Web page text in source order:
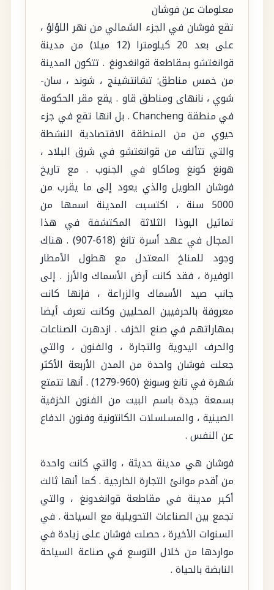
معلومات عن فوشان
تقع فوشان في الجزء الشمالي من نهر اللؤلؤ ،
على بعد 20 كيلومترا (12 ميلا) من مدينة
قوانغتشو بمقاطعة قوانغدونغ . تتكون المدينة
من خمس مناطق: تشانتشينج ، شوند ، سان-
شوي ، نانهاى ومناطق قاو . يقع مقر الحكومة
في منطقة Chancheng . بل انها تقع في جزء
حيوي من من المنطقة الاقتصادية النشطة
والتي تتألف من قوانغتشو في شرق البلاد ،
هونغ كونغ وماكاو في الجنوب . مع تاريخ
فوشان الطويل والذي يعود إلى ما يقرب من
5000 سنة ، اكتسبت المدينة اسمها من
تماثيل البوذا الثلاثة المكتشفة في هذا
المجال في عهد أسرة تانغ (618-907) . هناك
وجود للمناخ المعتدل مع هطول الأمطار
الوفيرة ، فقد كانت أرض الأسماك والأرز . إلى
جانب صيد الأسماك والزراعة ، فإنها كانت
معروفة بالحرفيين المحليين وكانت تعرف أيضا
بمهاراتهم في صنع الخزف . ازدهرت الصناعات
والحرف اليدوية والتجارة ، والفنون ، والتي
جعلت فوشان واحدة من المدن الأربعة الأكثر
شهرة في تانغ وسونغ (960-1279) . أنها تتمتع
بسمعة جيدة باسم البيت من الفنون الخزفية
الصينية ، والمسلسلات الكانتونية وفنون الدفاع
عن النفس .
فوشان هي مدينة حديثة ، والتي كانت واحدة
من أقدم موانئ التجارة الخارجية . كما أنها ثالث
أكبر مدينة في مقاطعة قوانغدونغ ، والتي
تجمع بين الصناعات التحويلية مع السياحة . في
السنوات الأخيرة ، حصلت فوشان على زيادة في
مواردها من خلال التوسع في صناعة السياحة
النابضة بالحياة .